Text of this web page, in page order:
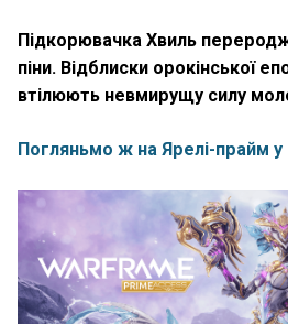
Підкорювачка Хвиль
піни. Відблиски орокінської
втілюють невмирущу силу
Погляньмо ж на Ярелі-прайм у